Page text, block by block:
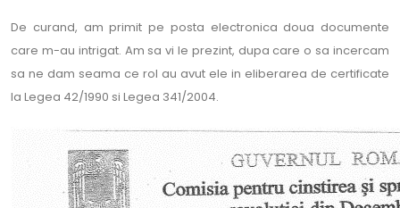
De curand, am primit pe posta electronica doua documente
care m-au intrigat. Am sa vi le prezint, dupa care o sa incercam
sa ne dam seama ce rol au avut ele in eliberarea de certificate
la Legea 42/1990 si Legea 341/2004.